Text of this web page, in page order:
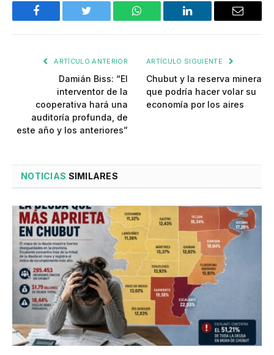
Facebook Twitter WhatsApp LinkedIn Email
ARTÍCULO ANTERIOR
Damián Biss: “El
interventor de la
cooperativa hará una
auditoría profunda, de
este año y los anteriores”
ARTÍCULO SIGUIENTE
Chubut y la reserva minera
que podría hacer volar su
economía por los aires
NOTICIAS SIMILARES